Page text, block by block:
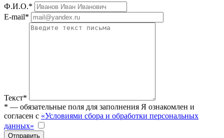
Ф.И.О.*
E-mail*
Текст*
* — обязательные поля для заполнения Я ознакомлен и
согласен с «Условиями сбора и обработки персональных
данных»
Отправить